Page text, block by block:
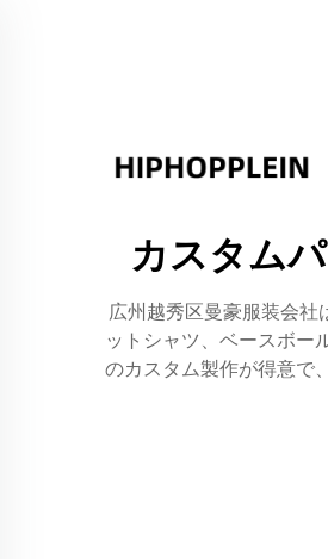
カスタム
広州越秀区曼豪服装会
ットシャツ、ベースボー
のカスタム製作が得意で